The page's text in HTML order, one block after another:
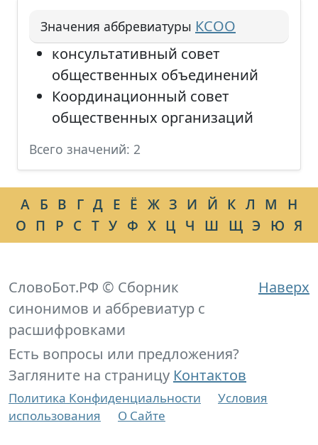
Значения аббревиатуры КСОО
консультативный совет
общественных объединений
Координационный совет
общественных организаций
Всего значений: 2
А Б В Г Д Е Ё Ж З И Й К Л М
Н
О П Р С Т У Ф Х Ц Ч Ш Щ Э Ю Я
Наверх
СловоБот.РФ © Сборник
синонимов и аббревиатур с
расшифровками
Есть вопросы или предложения?
Загляните на страницу Контактов
Политика Конфиденциальности
Условия
использования
О Сайте